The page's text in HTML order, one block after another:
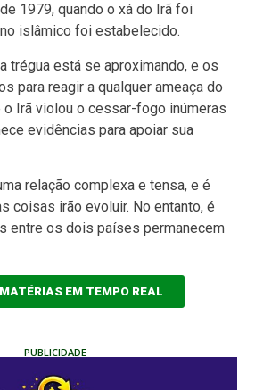
1979, quando o xá do Irã foi
islâmico foi estabelecido.
trégua está se aproximando, e os
para reagir a qualquer ameaça do
o Irã violou o cessar-fogo inúmeras
evidências para apoiar sua
relação complexa e tensa, e é
coisas irão evoluir. No entanto, é
entre os dois países permanecem
EM TEMPO REAL
PUBLICIDADE